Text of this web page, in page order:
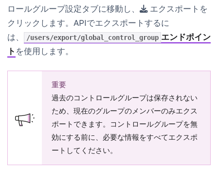
ロールグループ設定タブに移動し、 エクスポート を
クリックします。APIでエクスポートするに
は、
/users/export/global_control_group エンドポイン
ト を使用します。
重要
過去のコントロールグループは保存されない
ため、現在のグループのメンバーのみエクス
ポートできます。コントロールグループを無
効にする前に、必要な情報をすべてエクスポ
ートしてください。